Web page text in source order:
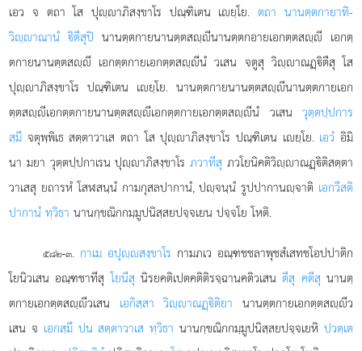
เอว จ ตถา โส ปุฺาภิสงฺขาโร ปณฺฑิเตน เยฺโย.ตถา นานตฺตกายาทิ-
วิฺาณานํ ิตีสุปิ นานตฺตกายนานตฺตสฺีนานตฺตกอายเอกตฺตสฺี เอกตฺ
ตกายนานตฺตสฺี เอกตฺตกายเอกตฺตสฺีนํ วเสน จตูสุ วิฺาณฏฺิตีสุ โส
ปุฺาภิสงฺขาโร ปณฺฑิเตน เยฺโย. นานตฺตกายนานตฺตสฺีนานตฺตกายเอก
ตฺตสฺีเอกตฺตกายนานตฺตสฺีเอกตฺตกายเอกตฺตสฺีนํ วเสน วุตฺตปฺปการ
สฺมึ จตุพฺพิเธ สตฺตาวาเส ตถา โส ปุฺาภิสงฺขาโร ปณฺฑิเตน เยฺโย. เอวํ อิมิ
นา มยา วุตฺตปฺปกาเรน ปุฺาภิสงฺขาโรภวาทีสุ ภวโยนิคติวิฺาณฏฺิติสตฺตา
วาเสสุ ยถารหํ โสฬสนฺนํ กามกุสลปากานํ, ปฺจนฺนํ รูปปากานฺจาติ เอกวีสติ
ปากานํ ทฺวิธา นานกฺขณิกกมฺมูปนิสฺสยปจฺจเยน ปจฺจโย โหติ.
๕๘๒-๓. กาเม อปุฺสงฺขาโร กามภเว อณฺฑชชลาพุชสํเสทชโอปปาติก
โยนิวเสน อณฺฑชาทีสุโยนีสุ นิรยคติเปตคติติรจฺฉานคติวเสนตีสุ คตีสุ นานตฺ
ตกายเอกตฺตสฺีวเสน เอกิสฺสา วิฺาณฏฺิติยา นานตฺตกายเอกตฺตสฺีว
เสน จ เอกสฺมึ ปน สตฺตาวาเส ทฺวิธา นานกฺขณิกกมฺมูปนิสฺสยปจฺจเยหิ ปวตฺเต